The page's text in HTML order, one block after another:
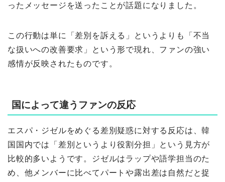
ったメッセージを送ったことが話題になりました。
この行動は単に「差別を訴える」というよりも「不当
な扱いへの改善要求」という形で現れ、ファンの強い
感情が反映されたものです。
国によって違うファンの反応
エスパ・ジゼルをめぐる差別疑惑に対する反応は、韓
国国内では「差別というより役割分担」という見方が
比較的多いようです。ジゼルはラップや語学担当のた
め、他メンバーに比べてパートや露出差は自然だと捉